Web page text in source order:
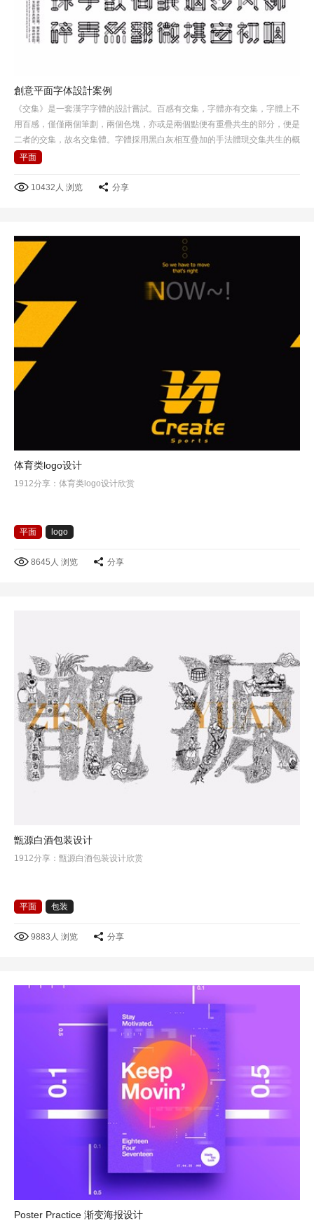
創意平面字体設計案例
《交集》是一套漢字字體的設計嘗試。百感有交集，字體亦有交集，字體上不
用百感，僅僅兩個筆劃，兩個色塊，亦或是兩個點便有重疊共生的部分，便是
二者的交集，故名交集體。字體採用黑白灰相互疊加的手法體現交集共生的概
念，在黑白灰背景下所呈現感覺也不一樣。
平面
10432人 浏览 分享
体育类logo设计
1912分享：体育类logo设计欣赏
平面 logo
8645人 浏览 分享
甑源白酒包装设计
1912分享：甑源白酒包装设计欣赏
平面 包装
9883人 浏览 分享
Poster Practice 渐变海报设计